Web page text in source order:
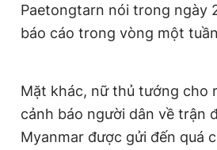
Paetongtarn nói trong ngày
báo cáo trong vòng một
Mặt khác, nữ thủ tướng cho
cảnh báo người dân về trận
Myanmar được gửi đến quá